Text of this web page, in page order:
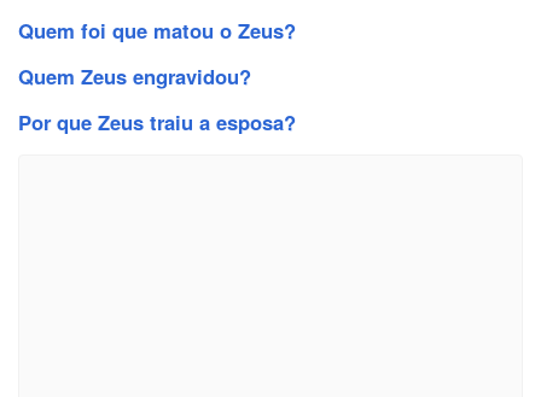
Quem foi que matou o Zeus?
Quem Zeus engravidou?
Por que Zeus traiu a esposa?